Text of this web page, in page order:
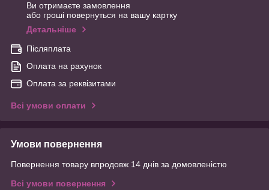
Ви отримаєте замовлення
або гроші повернуться на вашу картку
Детальніше
Післяплата
Оплата на рахунок
Оплата за реквізитами
Всі умови оплати
Умови повернення
Повернення товару впродовж 14 днів за домовленістю
Всі умови повернення